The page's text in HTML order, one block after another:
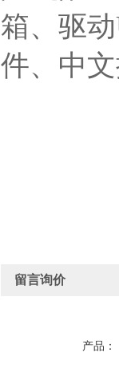
箱、驱
件、中
留言询价
产品：